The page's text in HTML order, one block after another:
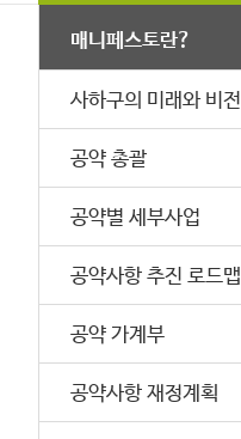
매니페스토란?
사하구의 미래와 비전
공약 총괄
공약별 세부사업
공약사항 추진 로드맵
공약 가계부
공약사항 재정계획